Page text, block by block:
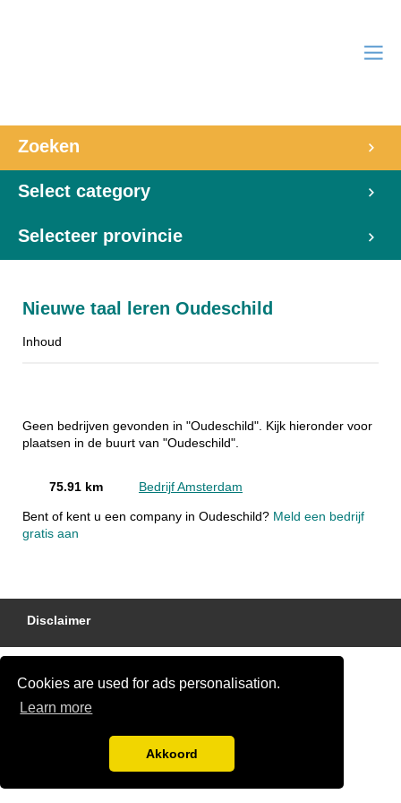
Cookies are used for ads personalisation.
Learn more
Akkoord
Zoeken
Select category
Selecteer provincie
Nieuwe taal leren Oudeschild
Inhoud
Geen bedrijven gevonden in "Oudeschild". Kijk hieronder voor
plaatsen in de buurt van "Oudeschild".
75.91 km Bedrijf Amsterdam
Bent of kent u een company in Oudeschild? Meld een bedrijf
gratis aan
Disclaimer